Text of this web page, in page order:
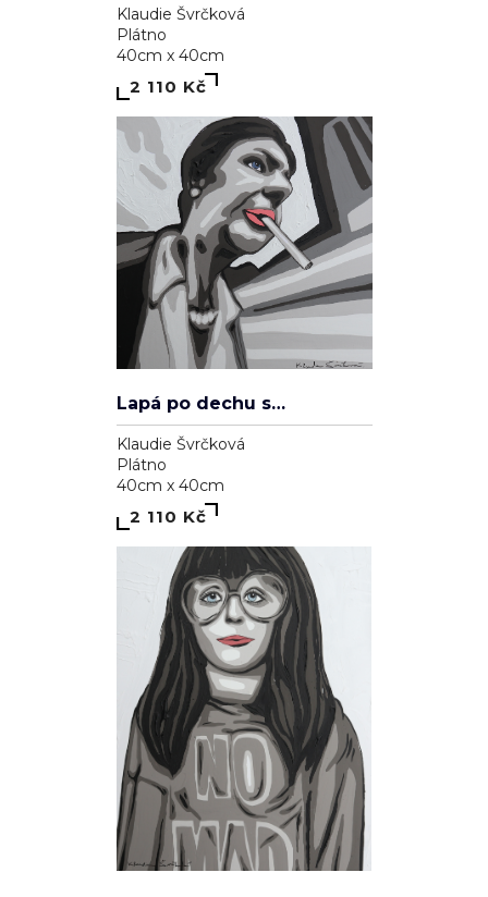
Klaudie Švrčková
Plátno
40cm x 40cm
2 110 Kč
Lapá po dechu skrz zničené plíce
Klaudie Švrčková
Plátno
40cm x 40cm
2 110 Kč